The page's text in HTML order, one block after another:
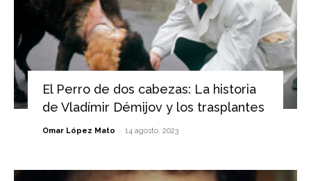
El Perro de dos cabezas: La historia
de Vladímir Démijov y los trasplantes
Omar López Mato - 14 agosto, 2023